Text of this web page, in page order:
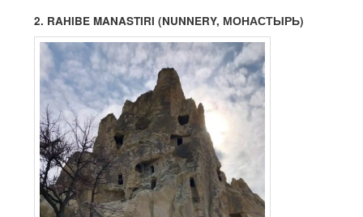
2. RAHIBE MANASTIRI (NUNNERY, МОНАСТЫРЬ)